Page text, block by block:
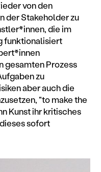
von den
der Stakeholder zu
die im
funktionalisiert
gesamten Prozess
zu
aber auch die
"to make the
Kunst ihr kritisches
sofort